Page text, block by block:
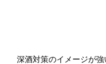
深酒対策のイメージが強